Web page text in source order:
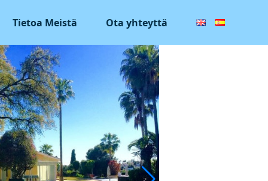
Tietoa Meistä Ota yhteyttä